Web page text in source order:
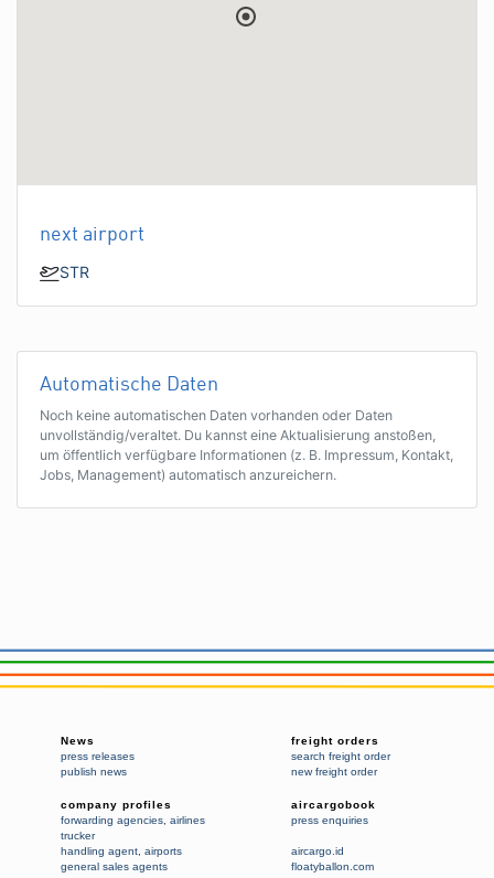
next airport
STR
Automatische Daten
Noch keine automatischen Daten vorhanden oder Daten
unvollständig/veraltet. Du kannst eine Aktualisierung anstoßen,
um öffentlich verfügbare Informationen (z. B. Impressum, Kontakt,
Jobs, Management) automatisch anzureichern.
News
press releases
publish news
freight orders
search freight order
new freight order
company profiles
forwarding agencies airlines
trucker
handling agent airports
general sales agents
aircargobook
press enquiries
aircargo.id
floatyballon.com